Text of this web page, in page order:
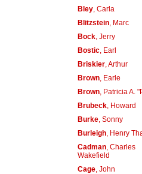
Bley, Carla
Blitzstein, Marc
Bock, Jerry
Bostic, Earl
Briskier, Arthur
Brown, Earle
Brown, Patricia A.
Brubeck, Howard
Burke, Sonny
Burleigh, Henry
Cadman, Charles
Wakefield
Cage, John